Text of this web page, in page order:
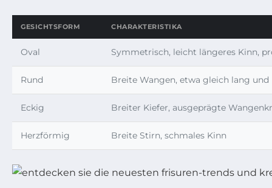
GESICHTSFORM CHARAKTERISTIKA
Oval Symmetrisch, leicht längeres Kinn,
Rund Breite Wangen, etwa gleich lang und
Eckig Breiter Kiefer, ausgeprägte
Herzförmig Breite Stirn, schmales Kinn